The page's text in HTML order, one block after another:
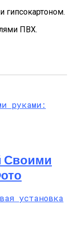
гипсокартоном.
ПВХ.
Своими